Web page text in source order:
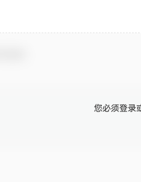
您必须登录